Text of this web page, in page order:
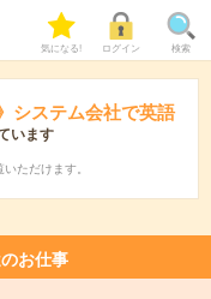
気になる! ログイン 検索
システム会社で英語
います
ただけます。
お仕事